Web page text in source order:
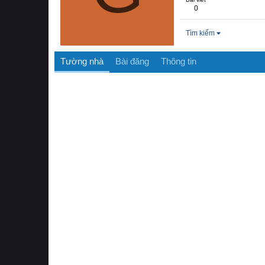
0
Tìm kiếm
Tường nhà Bài đăng Thông tin